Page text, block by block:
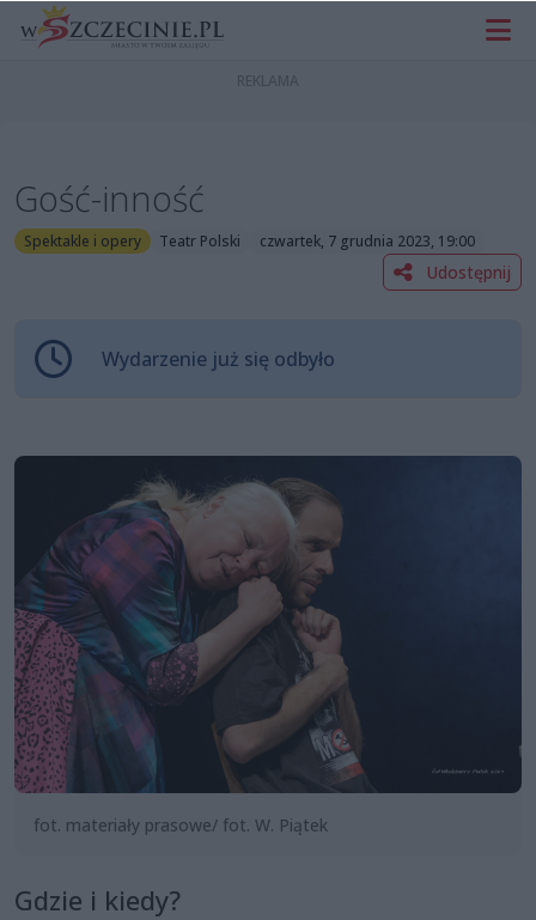
Gość-inność
Spektakle i opery Teatr Polski czwartek, 7 grudnia 2023, 19:00
Udostępnij
Wydarzenie już się odbyło
fot. materiały prasowe/ fot. W. Piątek
Gdzie i kiedy?